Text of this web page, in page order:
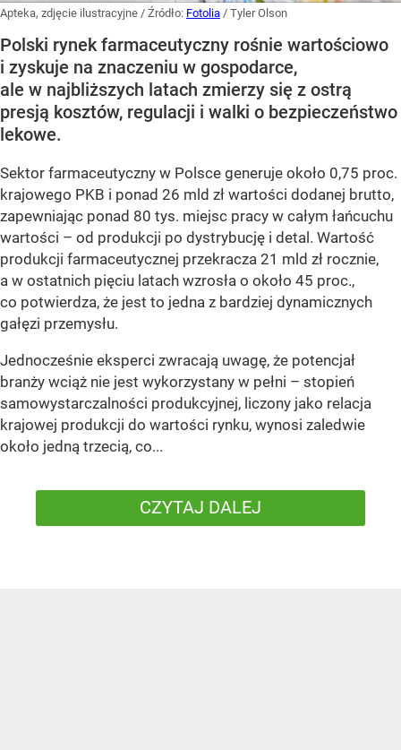
Apteka, zdjęcie ilustracyjne / Źródło: Fotolia / Tyler Olson
Polski rynek farmaceutyczny rośnie wartościowo
i zyskuje na znaczeniu w gospodarce,
ale w najbliższych latach zmierzy się z ostrą
presją kosztów, regulacji i walki o bezpieczeństwo
lekowe.
Sektor farmaceutyczny w Polsce generuje około 0,75 proc.
krajowego PKB i ponad 26 mld zł wartości dodanej brutto,
zapewniając ponad 80 tys. miejsc pracy w całym łańcuchu
wartości – od produkcji po dystrybucję i detal. Wartość
produkcji farmaceutycznej przekracza 21 mld zł rocznie,
a w ostatnich pięciu latach wzrosła o około 45 proc.,
co potwierdza, że jest to jedna z bardziej dynamicznych
gałęzi przemysłu.
Jednocześnie eksperci zwracają uwagę, że potencjał
branży wciąż nie jest wykorzystany w pełni – stopień
samowystarczalności produkcyjnej, liczony jako relacja
krajowej produkcji do wartości rynku, wynosi zaledwie
około jedną trzecią, co...
CZYTAJ DALEJ